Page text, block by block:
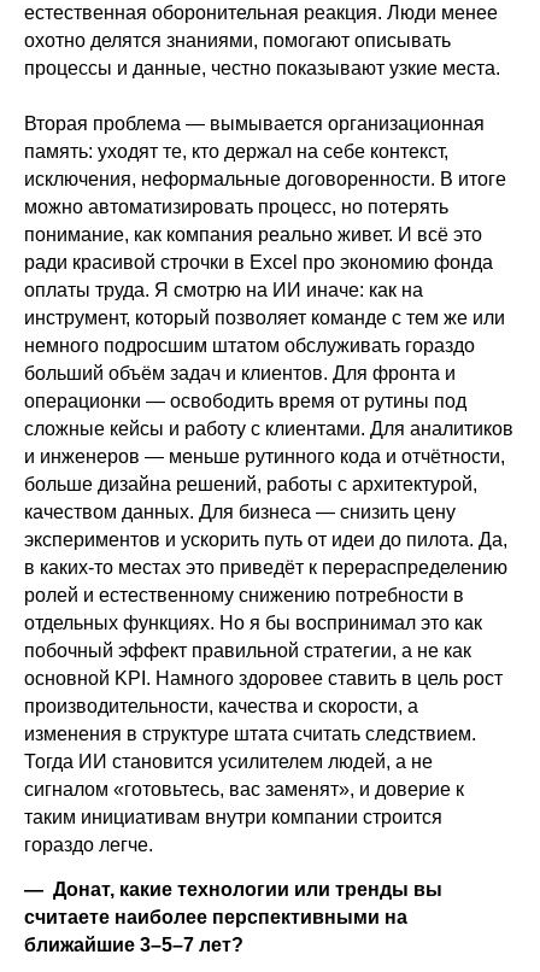
естественная оборонительная реакция. Люди менее
охотно делятся знаниями, помогают описывать
процессы и данные, честно показывают узкие места.
Вторая проблема — вымывается организационная
память: уходят те, кто держал на себе контекст,
исключения, неформальные договоренности. В итоге
можно автоматизировать процесс, но потерять
понимание, как компания реально живет. И всё это
ради красивой строчки в Excel про экономию фонда
оплаты труда. Я смотрю на ИИ иначе: как на
инструмент, который позволяет команде с тем же или
немного подросшим штатом обслуживать гораздо
больший объём задач и клиентов. Для фронта и
операционки — освободить время от рутины под
сложные кейсы и работу с клиентами. Для аналитиков
и инженеров — меньше рутинного кода и отчётности,
больше дизайна решений, работы с архитектурой,
качеством данных. Для бизнеса — снизить цену
экспериментов и ускорить путь от идеи до пилота. Да,
в каких-то местах это приведёт к перераспределению
ролей и естественному снижению потребности в
отдельных функциях. Но я бы воспринимал это как
побочный эффект правильной стратегии, а не как
основной KPI. Намного здоровее ставить в цель рост
производительности, качества и скорости, а
изменения в структуре штата считать следствием.
Тогда ИИ становится усилителем людей, а не
сигналом «готовьтесь, вас заменят», и доверие к
таким инициативам внутри компании строится
гораздо легче.
— Донат, какие технологии или тренды вы
считаете наиболее перспективными на
ближайшие 3–5–7 лет?